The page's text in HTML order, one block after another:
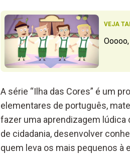
VEJA
A série “Ilha das Cores” é um
elementares de português,
fazer uma aprendizagem
de cidadania, desenvolver
quem leva os mais pequenos à